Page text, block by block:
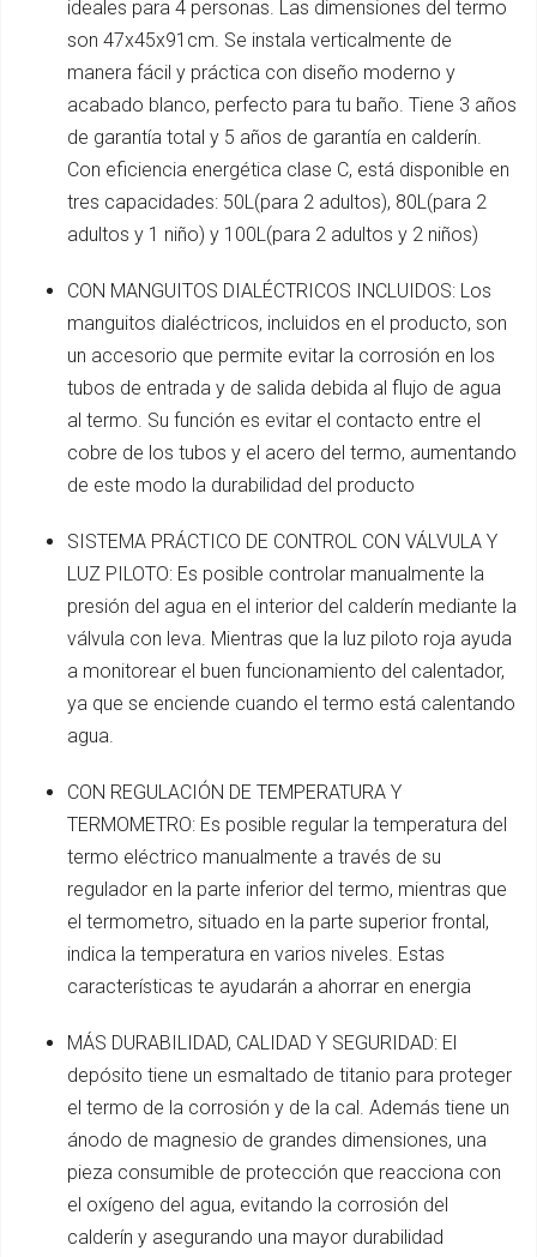
ideales para 4 personas. Las dimensiones del termo
son 47x45x91cm. Se instala verticalmente de
manera fácil y práctica con diseño moderno y
acabado blanco, perfecto para tu baño. Tiene 3 años
de garantía total y 5 años de garantía en calderín.
Con eficiencia energética clase C, está disponible en
tres capacidades: 50L(para 2 adultos), 80L(para 2
adultos y 1 niño) y 100L(para 2 adultos y 2 niños)
CON MANGUITOS DIALÉCTRICOS INCLUIDOS: Los
manguitos dialéctricos, incluidos en el producto, son
un accesorio que permite evitar la corrosión en los
tubos de entrada y de salida debida al flujo de agua
al termo. Su función es evitar el contacto entre el
cobre de los tubos y el acero del termo, aumentando
de este modo la durabilidad del producto
SISTEMA PRÁCTICO DE CONTROL CON VÁLVULA Y
LUZ PILOTO: Es posible controlar manualmente la
presión del agua en el interior del calderín mediante la
válvula con leva. Mientras que la luz piloto roja ayuda
a monitorear el buen funcionamiento del calentador,
ya que se enciende cuando el termo está calentando
agua.
CON REGULACIÓN DE TEMPERATURA Y
TERMOMETRO: Es posible regular la temperatura del
termo eléctrico manualmente a través de su
regulador en la parte inferior del termo, mientras que
el termometro, situado en la parte superior frontal,
indica la temperatura en varios niveles. Estas
características te ayudarán a ahorrar en energia
MÁS DURABILIDAD, CALIDAD Y SEGURIDAD: El
depósito tiene un esmaltado de titanio para proteger
el termo de la corrosión y de la cal. Además tiene un
ánodo de magnesio de grandes dimensiones, una
pieza consumible de protección que reacciona con
el oxígeno del agua, evitando la corrosión del
calderín y asegurando una mayor durabilidad